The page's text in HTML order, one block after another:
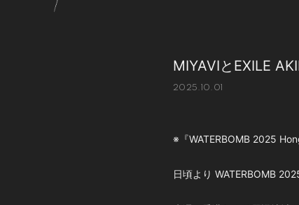
MIYAVIとEXILE
2025.10.01
※『WATERBOMB 2025
日頃より WATERBOMB